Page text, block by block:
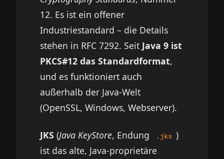
12. Es ist ein offener
Industriestandard – die Details
stehen in RFC 7292. Seit Java 9 ist
PKCS#12 das Standardformat,
und es funktioniert auch
außerhalb der Java-Welt
(OpenSSL, Windows, Webserver).
JKS (Java KeyStore, Endung .jks )
ist das alte, Java-proprietäre